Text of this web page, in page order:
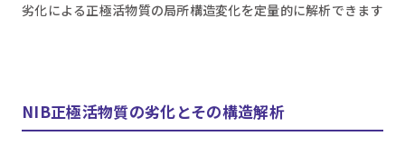
劣化による正極活物質の局所構造変化を定量的に解析できます
NIB正極活物質の劣化とその構造解析